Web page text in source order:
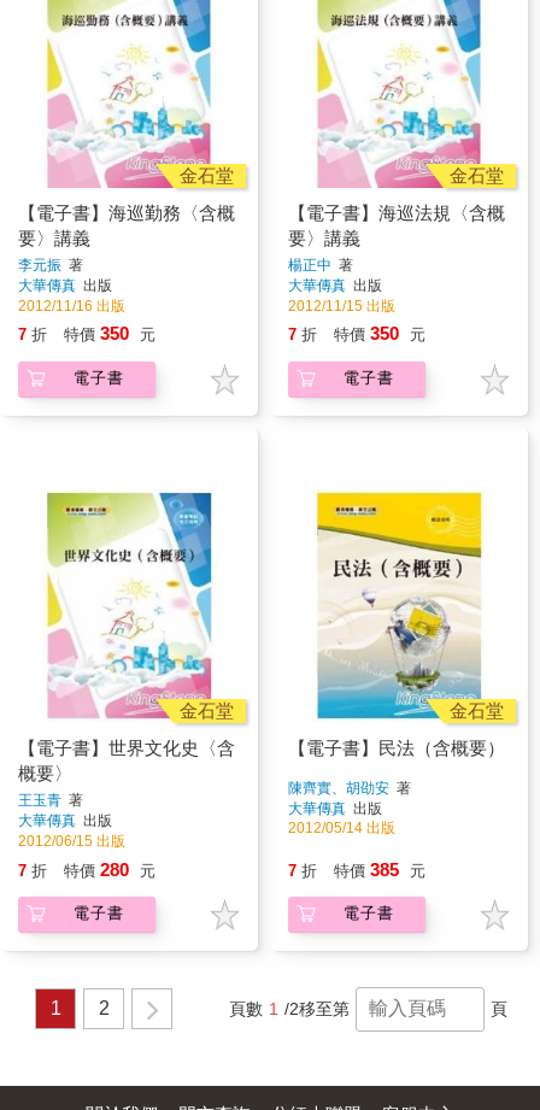
金石堂
【電子書】海巡勤務〈含概
要〉講義
李元振 著
大華傳真 出版
2012/11/16 出版
7 折 特價 350 元
電子書
金石堂
【電子書】海巡法規〈含概
要〉講義
楊正中 著
大華傳真 出版
2012/11/15 出版
7 折 特價 350 元
電子書
金石堂
【電子書】世界文化史〈含
概要〉
王玉青 著
大華傳真 出版
2012/06/15 出版
7 折 特價 280 元
電子書
金石堂
【電子書】民法（含概要）
陳齊實、胡劭安 著
大華傳真 出版
2012/05/14 出版
7 折 特價 385 元
電子書
1 2 頁數 1 /2移至第 頁